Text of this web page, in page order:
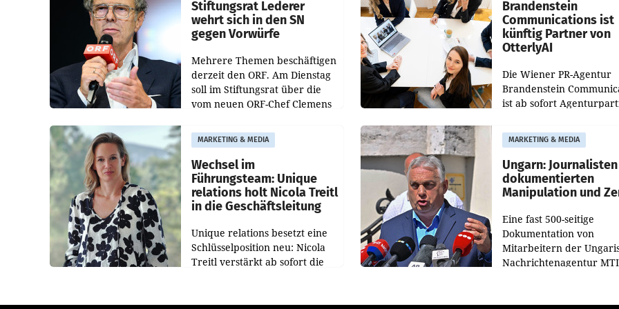
und der Bundeskartellanwalt
Stiftungsrat Lederer
wehrt sich in den SN
gegen Vorwürfe
Mehrere Themen beschäftigen
derzeit den ORF. Am Dienstag
soll im Stiftungsrat über die
vom neuen ORF-Chef Clemens
Besetzungen für die
Direktionen abgestimmt
werden.
Brandenstein
Communications ist
künftig Partner von
OtterlyAI
Die Wiener PR-Agentur
Brandenstein
ist ab sofort
Optimierungsplattform
OtterlyAI. Damit baut die
Agentur ihr
MARKETING & MEDIA
Wechsel im
Führungsteam: Unique
relations holt Nicola Treitl
in die Geschäftsleitung
Unique relations besetzt eine
Schlüsselposition neu: Nicola
Treitl verstärkt ab sofort die
Josef Kalina und Anna Kalina-
MARKETING & MEDIA
Ungarn: Journalisten
dokumentierten
Manipulation und
Eine fast 500-seitige
Dokumentation von
Mitarbeitern der
Nachrichtenagentur
der Agentur während